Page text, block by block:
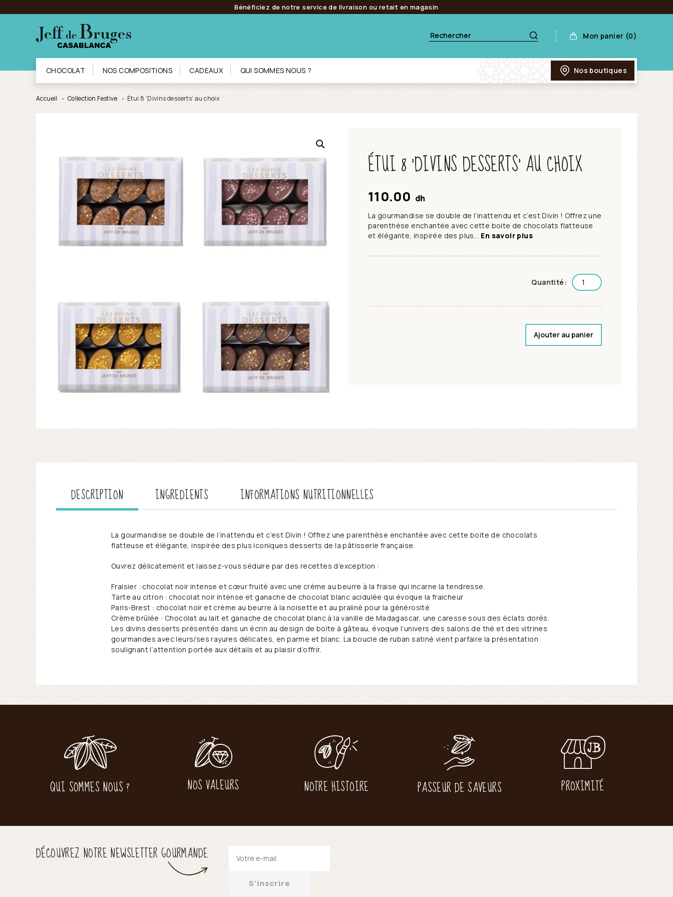
Bénéficiez de notre service de livraison ou retait en magasin
Mon panier (0)
CHOCOLAT NOS COMPOSITIONS CADEAUX QUI SOMMES NOUS ? Nos boutiques
Accueil Collection Festive Étui 8 ‘Divins desserts’ au choix
ÉTUI 8 ‘DIVINS DESSERTS’ AU CHOIX
110.00 dh
La gourmandise se double de l’inattendu et c’est Divin ! Offrez une
parenthèse enchantée avec cette boite de chocolats flatteuse
et élégante, inspirée des plus... En savoir plus
Quantité:
Ajouter au panier
DESCRIPTION INGREDIENTS INFORMATIONS NUTRITIONNELLES
La gourmandise se double de l’inattendu et c’est Divin ! Offrez une parenthèse enchantée avec cette boite de chocolats
flatteuse et élégante, inspirée des plus iconiques desserts de la pâtisserie française.
Ouvrez délicatement et laissez-vous séduire par des recettes d’exception :
Fraisier : chocolat noir intense et cœur fruité avec une crème au beurre à la fraise qui incarne la tendresse.
Tarte au citron : chocolat noir intense et ganache de chocolat blanc acidulée qui évoque la fraicheur
Paris-Brest : chocolat noir et crème au beurre à la noisette et au praliné pour la générosité
Crème brûlée : Chocolat au lait et ganache de chocolat blanc à la vanille de Madagascar, une caresse sous des éclats dorés.
Les divins desserts présentés dans un écrin au design de boite à gâteau, évoque l’univers des salons de thé et des vitrines
gourmandes avec leurs/ses rayures délicates, en parme et blanc. La boucle de ruban satiné vient parfaire la présentation
soulignant l’attention portée aux détails et au plaisir d’offrir.
QUI SOMMES NOUS ? NOS VALEURS NOTRE HISTOIRE PASSEUR DE SAVEURS PROXIMITÉ
DÉCOUVREZ NOTRE NEWSLETTER GOURMANDE
S'inscrire